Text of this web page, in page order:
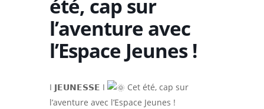
été, cap sur
l’aventure avec
l’Espace Jeunes !
I 𝗝𝗘𝗨𝗡𝗘𝗦𝗦𝗘 I
Cet été, cap sur
l’aventure avec l’Espace Jeunes !